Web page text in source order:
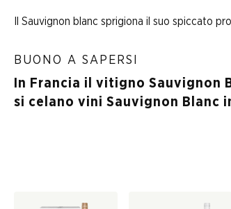
Il Sauvignon blanc sprigiona il suo spiccato
BUONO A SAPERSI
In Francia il vitigno Sauvignon
si celano vini Sauvignon Blanc